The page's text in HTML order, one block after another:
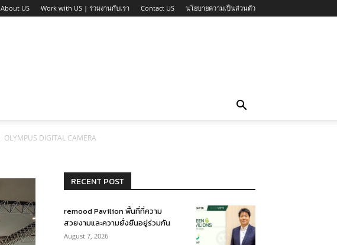
About US Work with US | ร่วมงานกับเรา Contact US นโยบายความเป็นส่วนตัว
OLYMPUS DIGITAL CAMERA
RECENT POST
remood Pavilion พื้นที่ที่ความ
สวยงามและความยั่งยืนอยู่ร่วมกัน
August 7, 2026